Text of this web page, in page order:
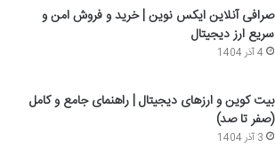
صرافی آنلاین ایکس نوین | خرید و فروش امن و
سریع ارز دیجیتال
4 آذر 1404
بیت کوین و ارزهای دیجیتال | راهنمای جامع و کامل
(صفر تا صد)
3 آذر 1404